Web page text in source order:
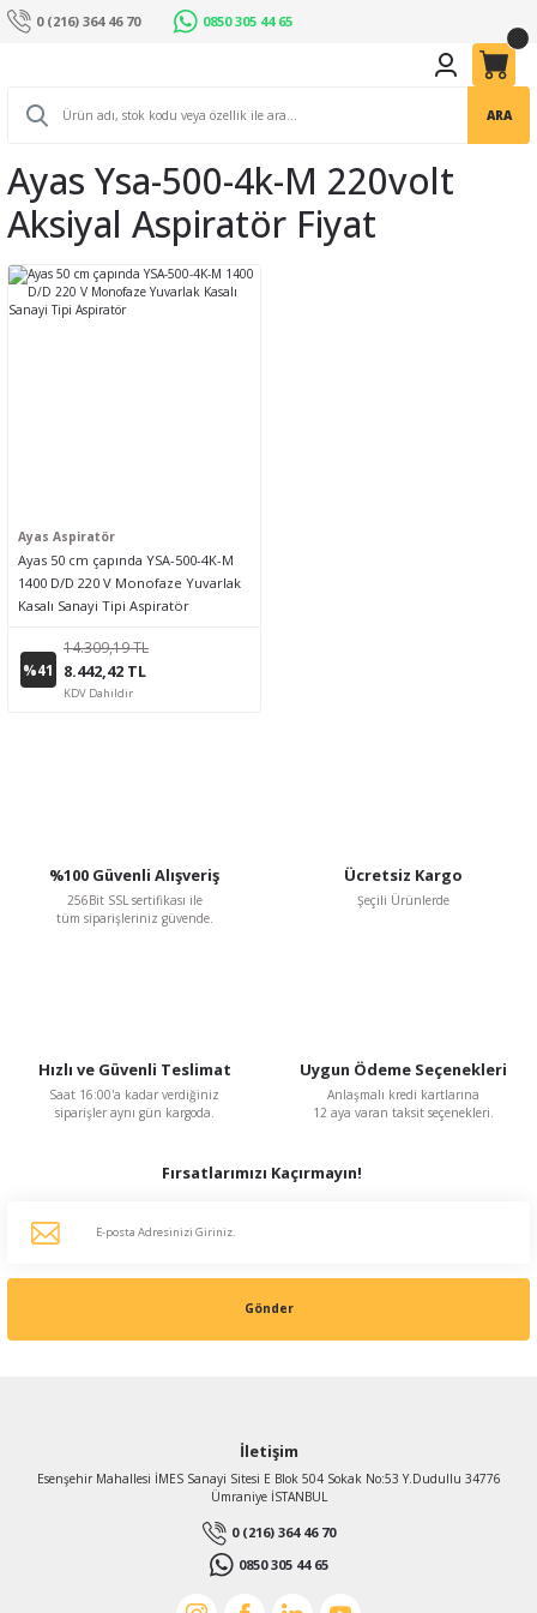
0 (216) 364 46 70 0850 305 44 65
ARA
Ayas Ysa-500-4k-M 220volt
Aksiyal Aspiratör Fiyat
Ayas Aspiratör
Ayas 50 cm çapında YSA-500-4K-M
1400 D/D 220 V Monofaze Yuvarlak
Kasalı Sanayi Tipi Aspiratör
%41
14.309,19 TL
8.442,42 TL
KDV Dahildir
%100 Güvenli Alışveriş
256Bit SSL sertifikası ile
tüm siparişleriniz güvende.
Ücretsiz Kargo
Şeçili Ürünlerde
Hızlı ve Güvenli Teslimat
Saat 16:00'a kadar verdiğiniz
siparişler aynı gün kargoda.
Uygun Ödeme Seçenekleri
Anlaşmalı kredi kartlarına
12 aya varan taksit seçenekleri.
Fırsatlarımızı Kaçırmayın!
Gönder
İletişim
Esenşehir Mahallesi İMES Sanayi Sitesi E Blok 504 Sokak No:53 Y.Dudullu 34776
Ümraniye İSTANBUL
0 (216) 364 46 70
0850 305 44 65